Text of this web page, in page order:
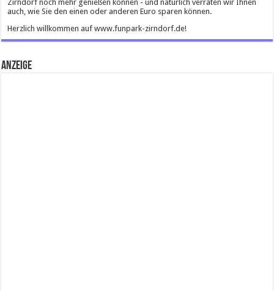
Zirndorf noch mehr genießen können - und natürlich verraten wir Ihnen
auch, wie Sie den einen oder anderen Euro sparen können.
Herzlich willkommen auf www.funpark-zirndorf.de!
Anzeige